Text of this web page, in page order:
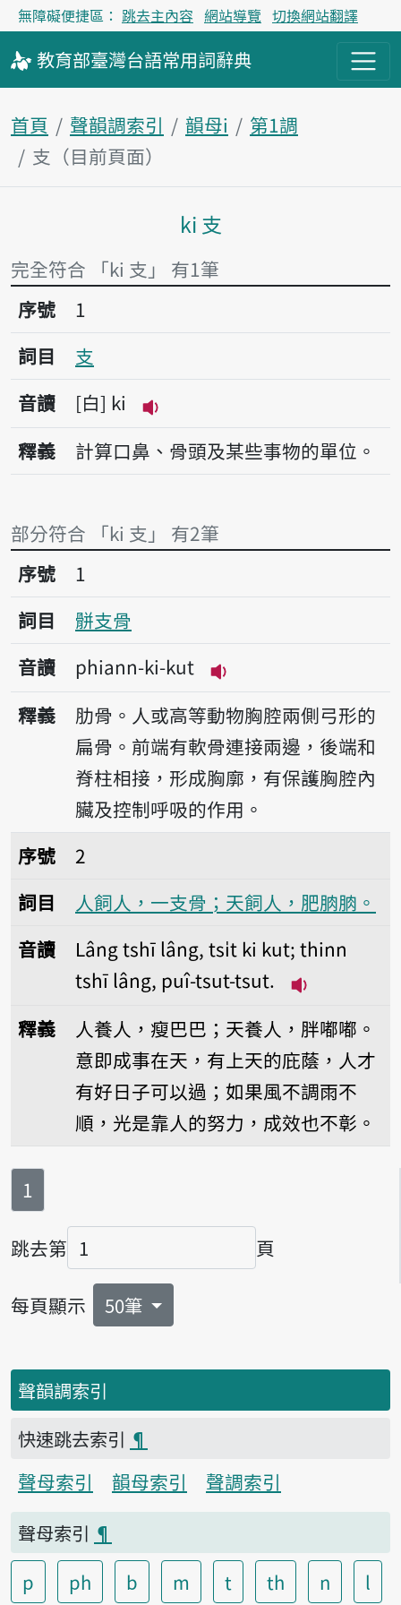
無障礙便捷區： 跳去主內容 網站導覽 切換網站翻譯
教育部臺灣台語常用詞辭典
首頁 聲韻調索引 韻母i
第1調
支（目前頁面）
主內容區塊
ki 支
完全符合 「ki 支」 有1筆
序號1支
序號
1
詞目
支
音讀
白 ki
播放音讀ki
釋義 計算口鼻、骨頭及某些事物的單位。
部分符合 「ki 支」 有2筆
序號1骿支骨
序號
1
詞目
骿支骨
音讀
phiann-ki-kut
播放音讀phiann-ki-
釋義
肋骨。人或高等動物胸腔兩側弓形的
扁骨。前端有軟骨連接兩邊，後端和
脊柱相接，形成胸廓，有保護胸腔內
臟及控制呼吸的作用。
序號2人飼人，一支骨；天飼人，肥朒朒。
序號
2
詞目
人飼人，一支骨；天飼人，肥朒朒。
音讀
Lâng tshī lâng, tsi̍t ki kut; thinn
tshī lâng, puî-tsut-tsut.
釋義
人養人，瘦巴巴；天養人，胖嘟嘟。
意即成事在天，有上天的庇蔭，人才
有好日子可以過；如果風不調雨不
順，光是靠人的努力，成效也不彰。
第
1
跳去第
頁碼
頁
每頁顯示 50筆
聲韻調索引
快速跳去索引 ¶
聲母索引
韻母索引
聲調索引
聲母索引 ¶
p
ph b m t th n l